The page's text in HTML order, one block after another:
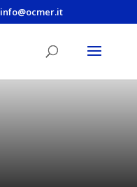
info@ocmer.it